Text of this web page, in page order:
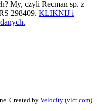
My, czyli Recman sp. z
298409. KLIKNIJ i
Created by Velocity (vlct.com)